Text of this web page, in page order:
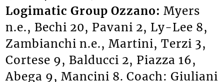
Logimatic Group Ozzano: Myers
n.e., Bechi 20, Pavani 2, Ly-Lee 8,
Zambianchi n.e., Martini, Terzi 3,
Cortese 9, Balducci 2, Piazza 16,
Abega 9, Mancini 8. Coach: Giuliani